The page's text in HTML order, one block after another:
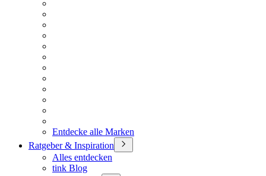
Entdecke alle Marken
Ratgeber & Inspiration
Alles entdecken
tink Blog